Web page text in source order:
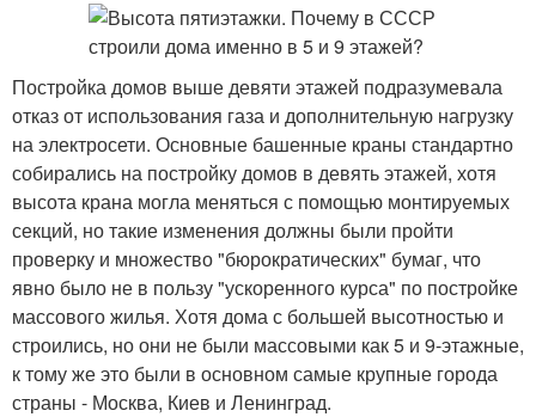
Постройка домов выше девяти этажей подразумевала
отказ от использования газа и дополнительную нагрузку
на электросети. Основные башенные краны стандартно
собирались на постройку домов в девять этажей, хотя
высота крана могла меняться с помощью монтируемых
секций, но такие изменения должны были пройти
проверку и множество "бюрократических" бумаг, что
явно было не в пользу "ускоренного курса" по постройке
массового жилья. Хотя дома с большей высотностью и
строились, но они не были массовыми как 5 и 9-этажные,
к тому же это были в основном самые крупные города
страны - Москва, Киев и Ленинград.